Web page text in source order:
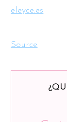
eleyce.es
Source